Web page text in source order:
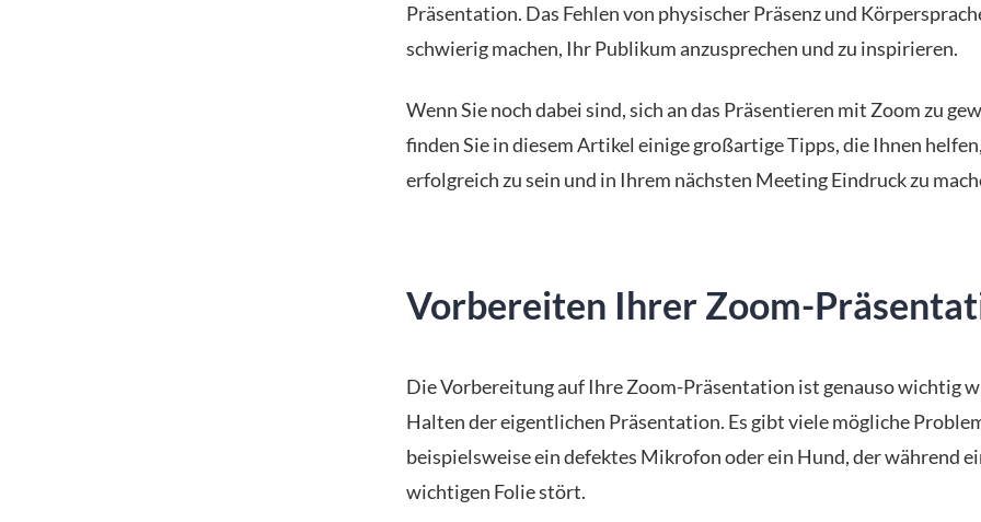
Präsentation. Das Fehlen von physischer Präsenz und
schwierig machen, Ihr Publikum anzusprechen und zu inspirieren.
Wenn Sie noch dabei sind, sich an das Präsentieren mit Zoom zu
finden Sie in diesem Artikel einige großartige Tipps, die Ihnen
erfolgreich zu sein und in Ihrem nächsten Meeting Eindruck zu
Vorbereiten Ihrer Zoom-
Die Vorbereitung auf Ihre Zoom-Präsentation ist genauso wichtig
Halten der eigentlichen Präsentation. Es gibt viele mögliche
beispielsweise ein defektes Mikrofon oder ein Hund, der während
wichtigen Folie stört.